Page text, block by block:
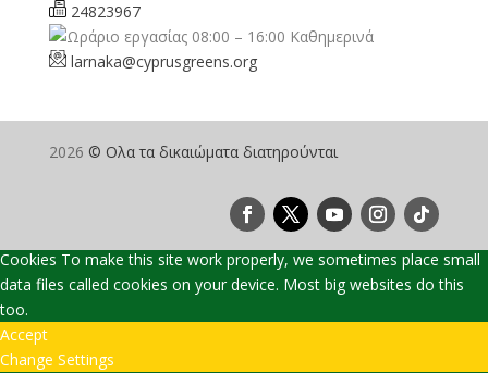
24823967
08:00 – 16:00 Καθημερινά
larnaka@cyprusgreens.org
2026 © Ολα τα δικαιώματα διατηρούνται
Cookies To make this site work properly, we sometimes place small
data files called cookies on your device. Most big websites do this
too.
Accept
Change Settings